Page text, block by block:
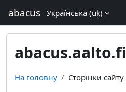
abacus Українська ‎(uk)‎
abacus.aalto.fi
На головну Сторінки сайту